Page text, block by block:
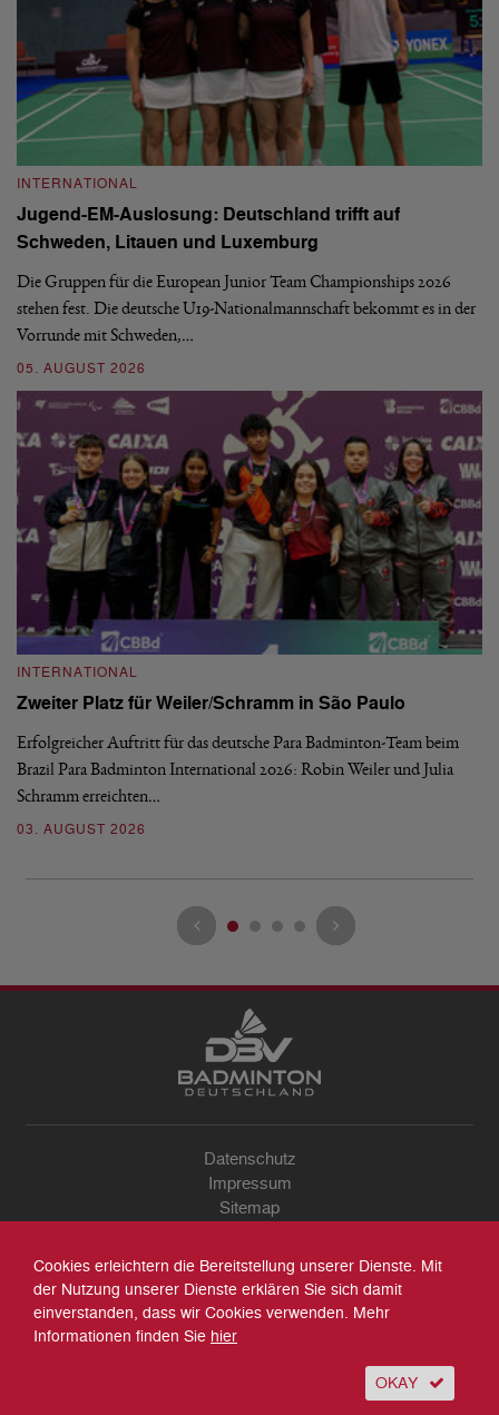
INTERNATIONAL
Jugend-EM-Auslosung: Deutschland trifft auf
Schweden, Litauen und Luxemburg
Die Gruppen für die European Junior Team Championships 2026
stehen fest. Die deutsche U19-Nationalmannschaft bekommt es in der
Vorrunde mit Schweden,…
05. AUGUST 2026
INTERNATIONAL
Zweiter Platz für Weiler/Schramm in São Paulo
Erfolgreicher Auftritt für das deutsche Para Badminton-Team beim
Brazil Para Badminton International 2026: Robin Weiler und Julia
Schramm erreichten…
03. AUGUST 2026
Datenschutz
Impressum
Sitemap
Archiv
Suche
Cookies erleichtern die Bereitstellung unserer Dienste. Mit
der Nutzung unserer Dienste erklären Sie sich damit
einverstanden, dass wir Cookies verwenden. Mehr
Informationen finden Sie hier
OKAY